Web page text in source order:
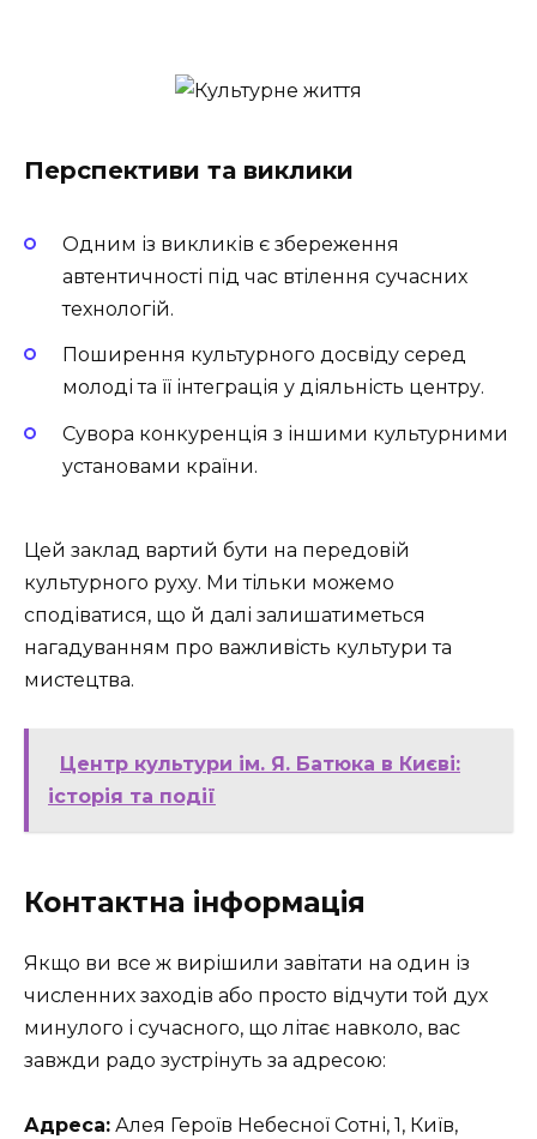
Перспективи та виклики
Одним із викликів є збереження
автентичності під час втілення сучасних
технологій.
Поширення культурного досвіду серед
молоді та її інтеграція у діяльність центру.
Сувора конкуренція з іншими культурними
установами країни.
Цей заклад вартий бути на передовій
культурного руху. Ми тільки можемо
сподіватися, що й далі залишатиметься
нагадуванням про важливість культури та
мистецтва.
Центр культури ім. Я. Батюка в Києві:
історія та події
Контактна інформація
Якщо ви все ж вирішили завітати на один із
численних заходів або просто відчути той дух
минулого і сучасного, що літає навколо, вас
завжди радо зустрінуть за адресою:
Адреса: Алея Героїв Небесної Сотні, 1, Київ,